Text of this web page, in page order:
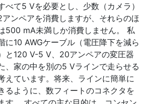
べて5 Vを必要とし、少数（カメラ）
アンペアを消費しますが、それらのほ
500 mA未満しか消費しません。 私
に10 AWGケーブル（電圧降下を減ら
と120 V-5 V、20アンペアの変圧器
、家の中を別の5 Vラインで走らせる
えています。将来、ラインに簡単に
るように、数フィートのコネクタを